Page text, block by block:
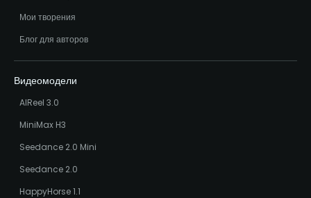
Мои творения
Блог для авторов
Видеомодели
AIReel 3.0
MiniMax H3
Seedance 2.0 Mini
Seedance 2.0
HappyHorse 1.1